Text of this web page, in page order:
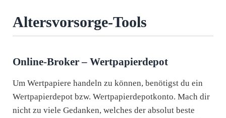
Altersvorsorge-Tools
Online-Broker – Wertpapierdepot
Um Wertpapiere handeln zu können, benötigst du ein
Wertpapierdepot bzw. Wertpapierdepotkonto. Mach dir
nicht zu viele Gedanken, welches der absolut beste